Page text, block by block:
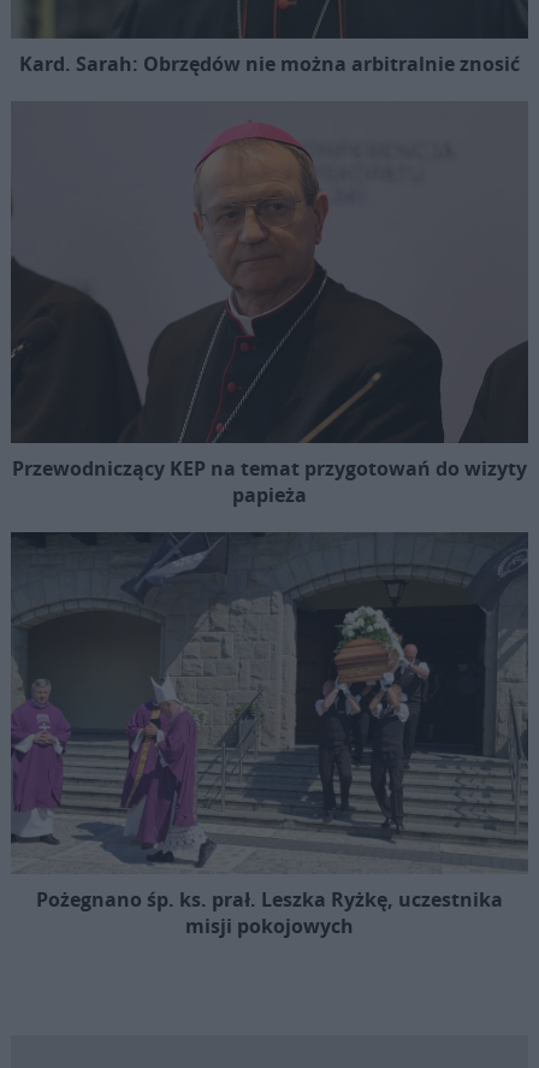
Kard. Sarah: Obrzędów nie można arbitralnie znosić
Przewodniczący KEP na temat przygotowań do wizyty
papieża
Pożegnano śp. ks. prał. Leszka Ryżkę, uczestnika
misji pokojowych